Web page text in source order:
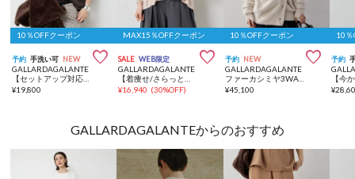
10％OFFクーポン
予約 手洗い可 NEW 
GALLARDAGALANTE
¥19,800
MAX15％OFFクーポン
SALE WEB限定 
GALLARDAGALANTE
¥16,940 (30%OFF)
10％OFFクーポン
予約 NEW 
GALLARDAGALANTE
ファーカシミヤ3WAYカーディガン
¥45,100
10％
予約
¥
GALLARDAGALANTEからのおすすめ